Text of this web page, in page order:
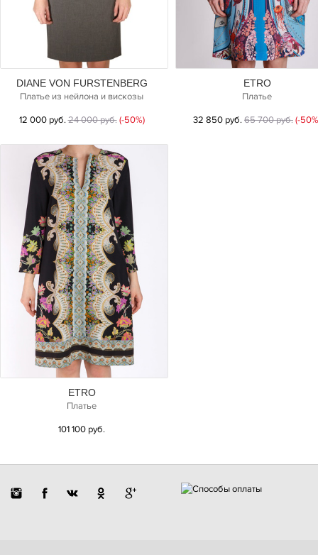
DIANE VON FURSTENBERG
Платье из нейлона и вискозы
12 000 руб.24 000 руб. (-50%)
ETRO
Платье
32 850 руб.65 700 руб.(-
ETRO
Платье
101 100 руб.